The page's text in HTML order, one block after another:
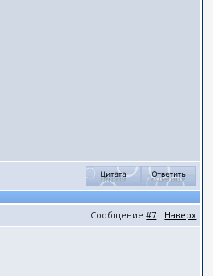
Сообщение#7 | Наверх